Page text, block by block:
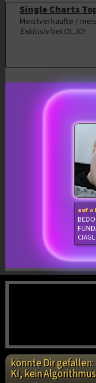
Single Charts
Meistverkaufte /
Exklusivbei OLJO!
auf
könnte Dir
KI, kein